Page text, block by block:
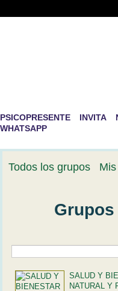
PSICOPRESENTE INVITA
WHATSAPP
Todos los grupos
SALUD Y
NATURAL Y